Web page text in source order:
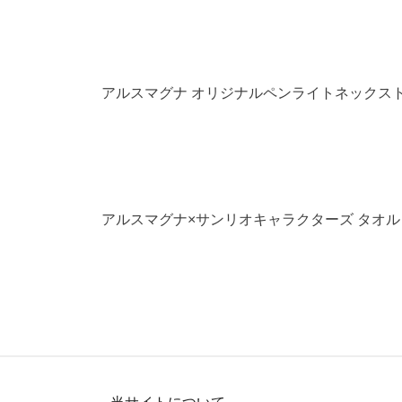
アルスマグナ オリジナルペンライトネックス
アルスマグナ×サンリオキャラクターズ タオル